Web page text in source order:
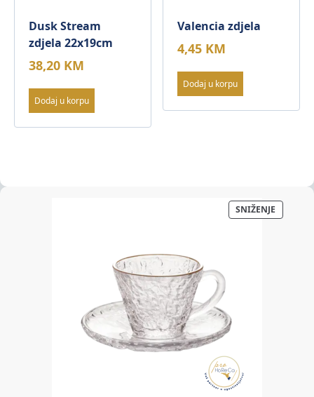
Dusk Stream
zdjela 22x19cm
38,20 KM
Dodaj u korpu
Valencia zdjela
4,45 KM
Dodaj u korpu
SNIŽENJE
NA